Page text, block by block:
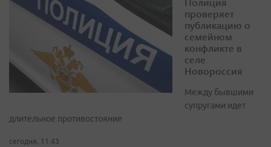
проверяет
публикацию о
семейном
конфликте в
селе
Новороссия
Между бывшими
супругами идет
длительное противостояние
сегодня, 11:43